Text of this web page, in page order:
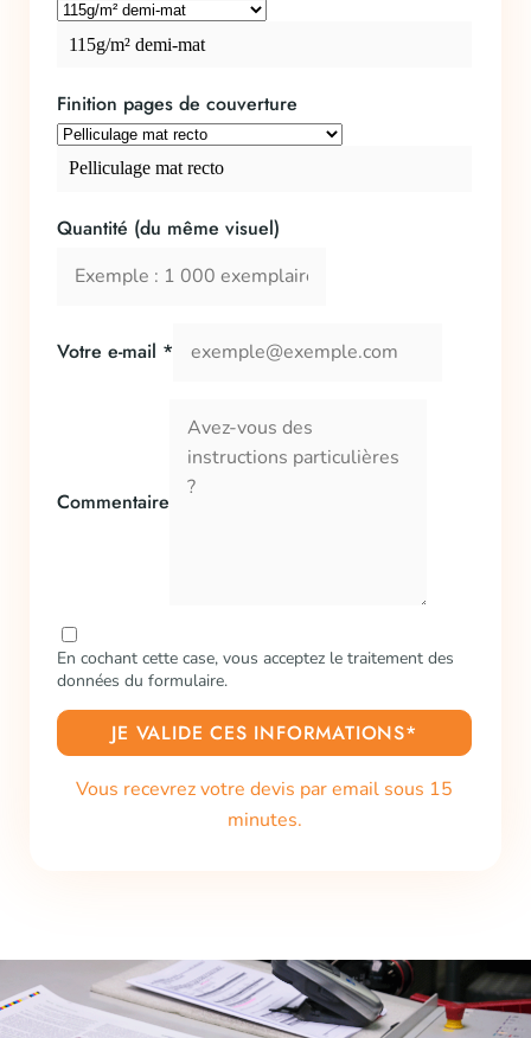
115g/m² demi-mat
Finition pages de couverture
Pelliculage mat recto
Quantité (du même visuel)
Votre e-mail *
Commentaire
En cochant cette case, vous acceptez le traitement des
données du formulaire.
JE VALIDE CES INFORMATIONS*
Vous recevrez votre devis par email sous 15
minutes.